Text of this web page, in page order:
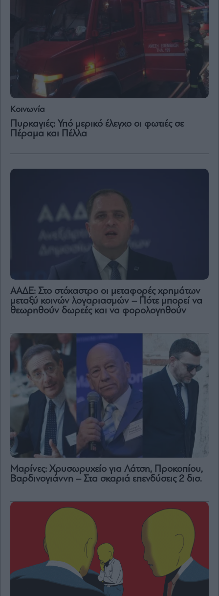
Κοινωνία
Πυρκαγιές: Υπό μερικό έλεγχο οι φωτιές σε
Πέραμα και Πέλλα
ΑΑΔΕ: Στο στόχαστρο οι μεταφορές χρημάτων
μεταξύ κοινών λογαριασμών – Πότε μπορεί να
θεωρηθούν δωρεές και να φορολογηθούν
Μαρίνες: Χρυσωρυχείο για Λάτση, Προκοπίου,
Βαρδινογιάννη – Στα σκαριά επενδύσεις 2 δισ.